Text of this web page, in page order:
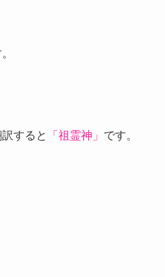
すると
「祖霊神」 です。